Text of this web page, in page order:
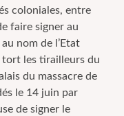
coloniales, entre
faire signer au
nom de l’Etat
tort les tirailleurs du
du massacre de
le 14 juin par
de signer le